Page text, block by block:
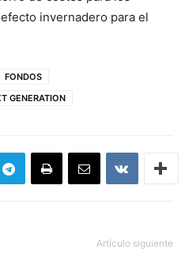
invernadero para el
FONDOS
GENERATION
Artículo siguiente